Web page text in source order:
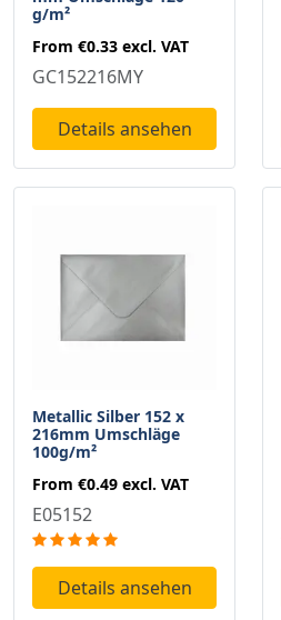
g/m²
From €0.33 excl. VAT
GC152216MY
Details ansehen
Metallic Silber 152 x
216mm Umschläge
100g/m²
From €0.49 excl. VAT
E05152
Details ansehen